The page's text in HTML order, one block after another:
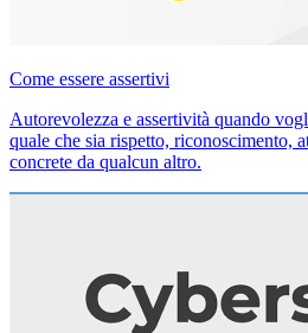
Come essere assertivi
Autorevolezza e assertività quando
quale che sia rispetto, riconoscimento,
concrete da qualcun altro.